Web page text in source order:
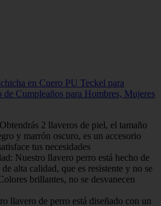
en Cuero PU Teckel para
de Cumpleaños para Hombres, Mujeres
2 llaveros de piel, el tamaño
y marrón oscuro, es un accesorio
tus necesidades
Nuestro llavero perro está hecho de
alta calidad, que es resistente y no se
brillantes, no se desvanecen
llavero de perro está diseñado con un